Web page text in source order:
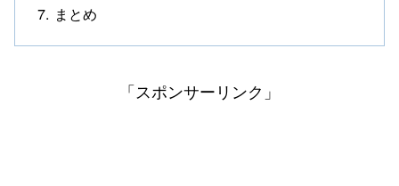
まとめ
「スポンサーリンク」